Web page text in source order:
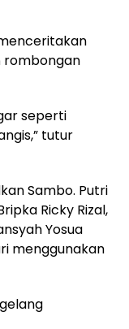
rombongan
seperti
tutur
Sambo. Putri
Ricky Rizal,
Yosua
menggunakan